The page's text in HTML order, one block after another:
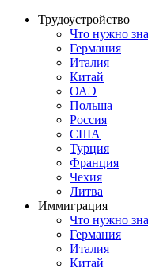
Трудоустройство
Что нужно
Германия
Италия
Китай
ОАЭ
Польша
Россия
США
Турция
Франция
Чехия
Литва
Иммиграция
Что нужно
Германия
Италия
Китай